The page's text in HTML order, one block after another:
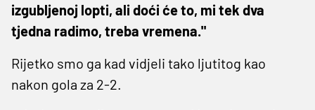
izgubljenoj lopti, ali doći će to, mi tek dva
tjedna radimo, treba vremena."
Rijetko smo ga kad vidjeli tako ljutitog kao
nakon gola za 2-2.